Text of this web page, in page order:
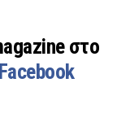
στο
Facebook